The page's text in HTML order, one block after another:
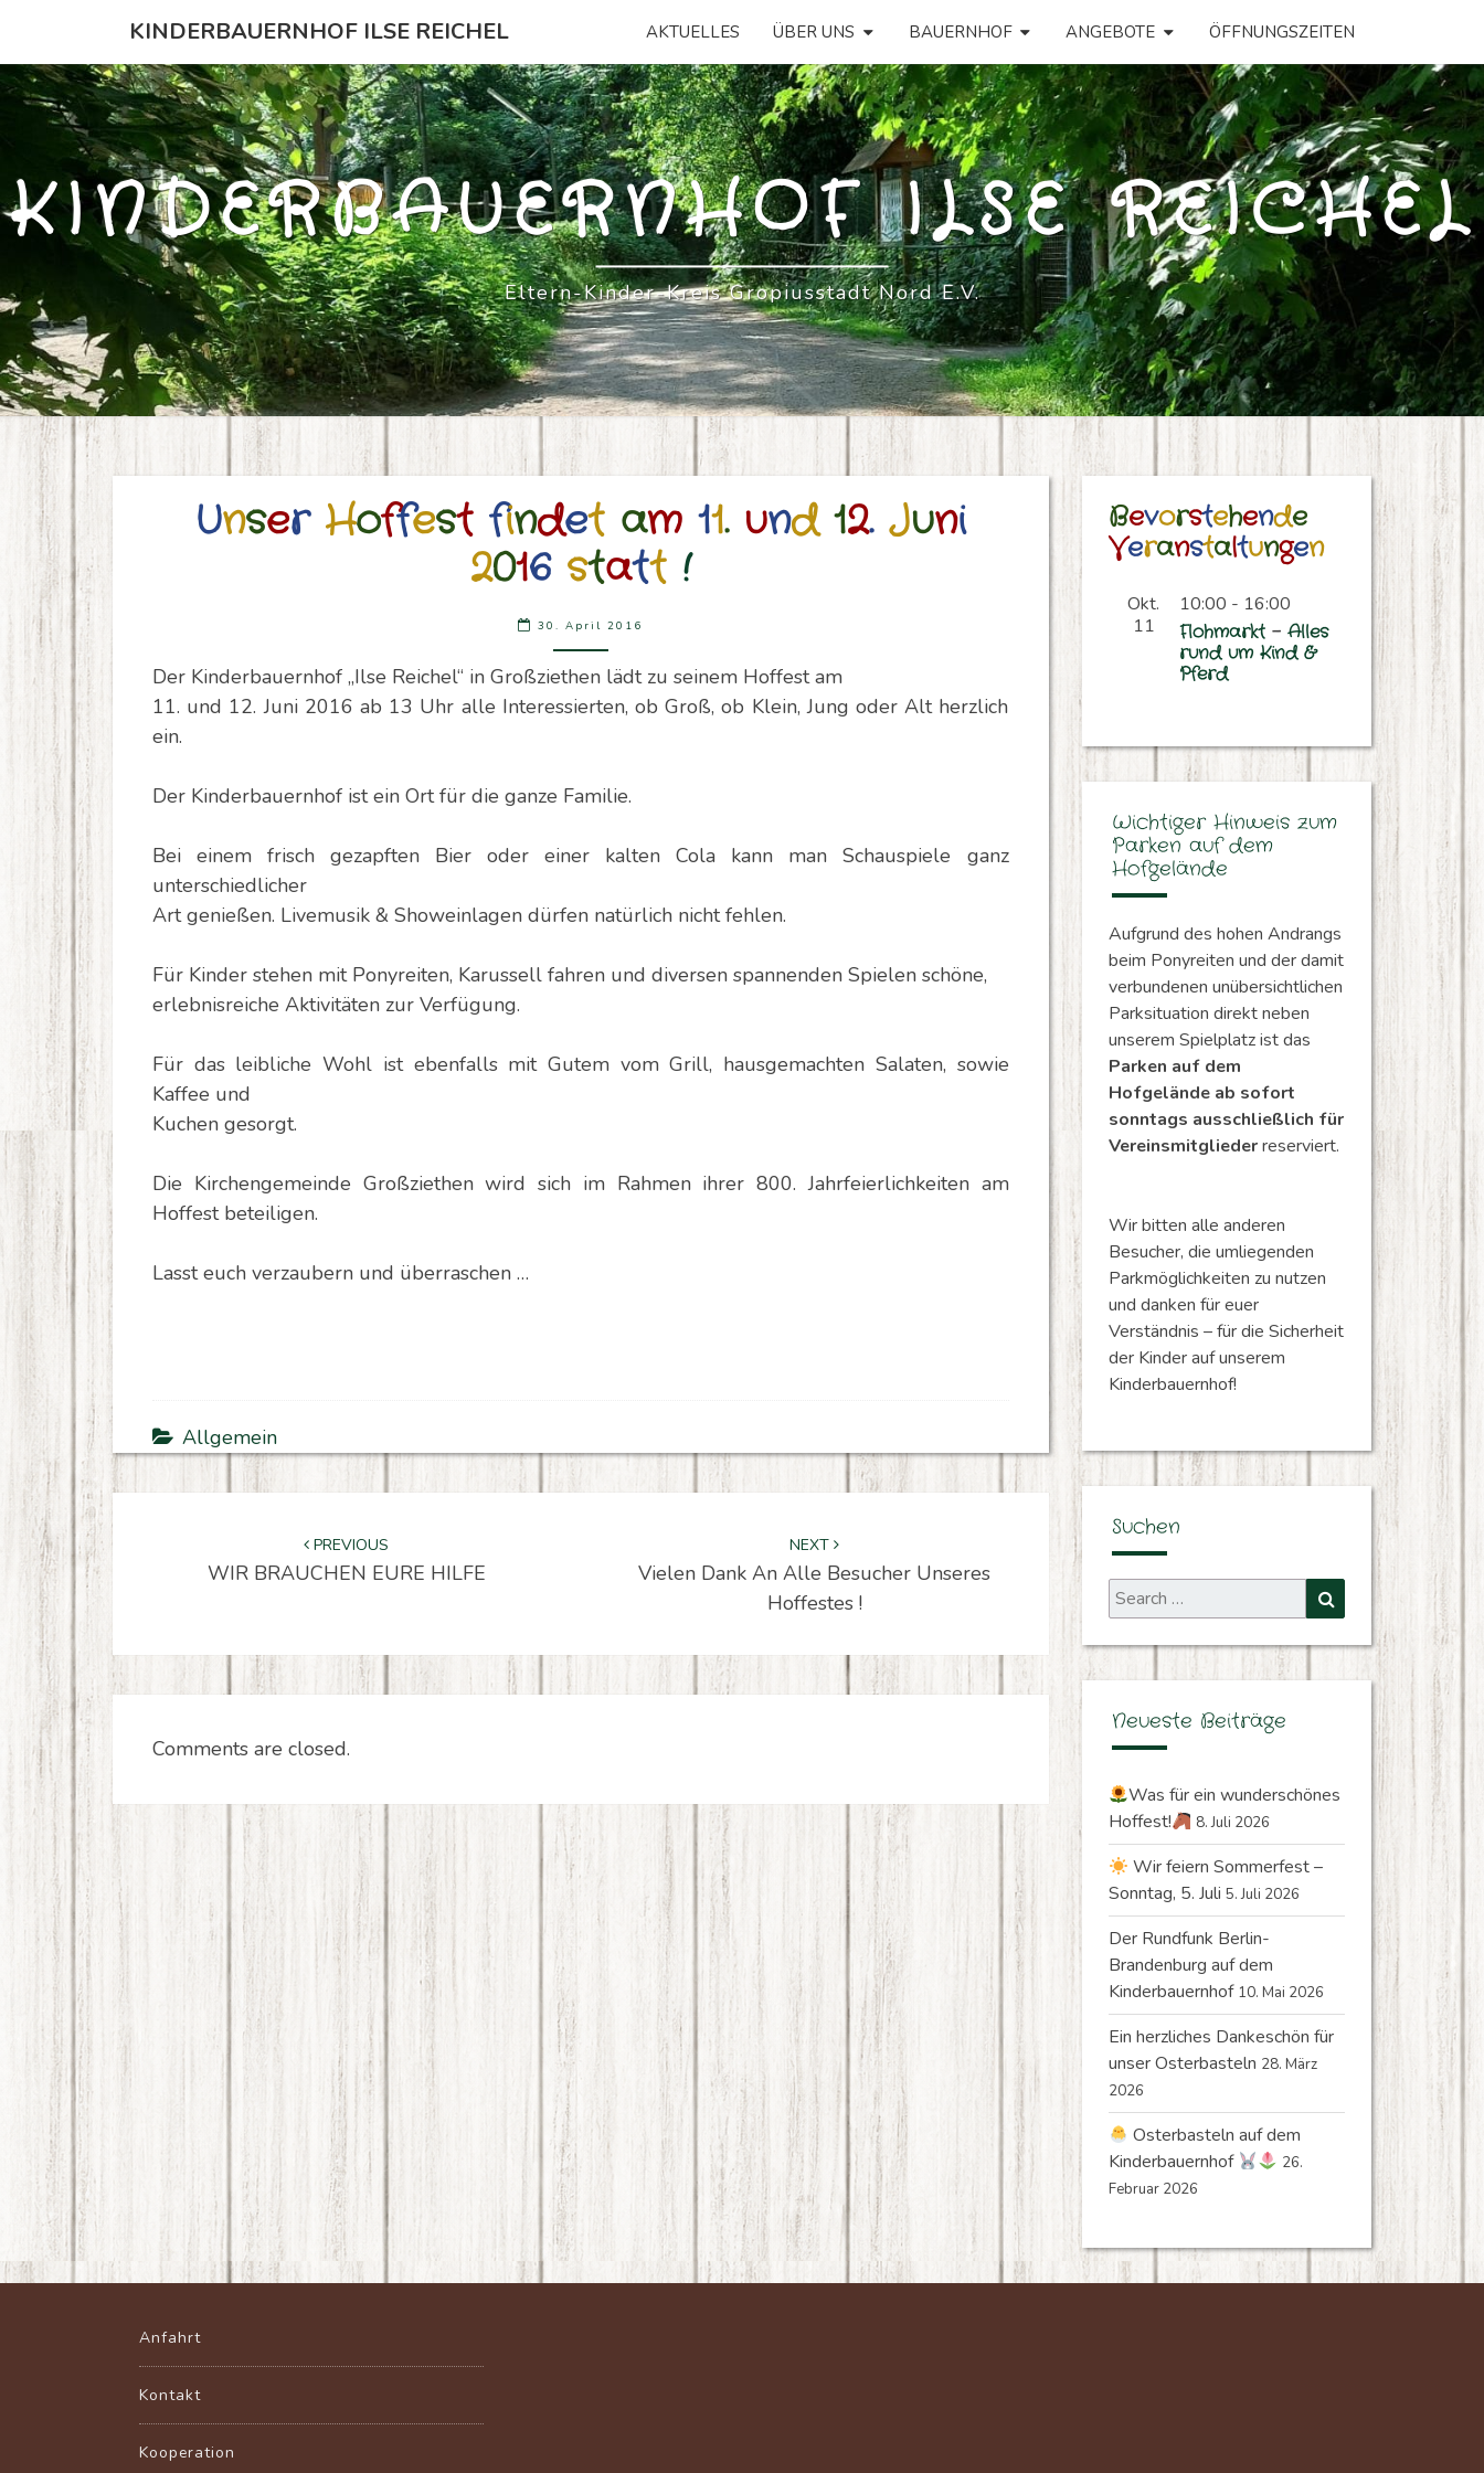
content
KINDERBAUERNHOF ILSE REICHEL AKTUELLES ÜBER UNS BAUERNHOF ANGEBOTE ÖFFNUNGSZEITEN
KINDERBAUERNHOF ILSE REICHEL
Eltern-Kinder-Kreis Gropiusstadt Nord E.V.
HOFFEST
FINDET
AM
UND
12.
JUNI
!
Unser Hoffest findet am 11. und 12. Juni
2016 statt!
30. April 2016
Der Kinderbauernhof „Ilse Reichel“ in Großziethen lädt zu seinem Hoffest am
11. und 12. Juni 2016 ab 13 Uhr alle Interessierten, ob Groß, ob Klein, Jung oder Alt herzlich
ein.
Der Kinderbauernhof ist ein Ort für die ganze Familie.
Bei einem frisch gezapften Bier oder einer kalten Cola kann man Schauspiele ganz
unterschiedlicher
Art genießen. Livemusik & Showeinlagen dürfen natürlich nicht fehlen.
Für Kinder stehen mit Ponyreiten, Karussell fahren und diversen spannenden Spielen schöne,
erlebnisreiche Aktivitäten zur Verfügung.
Für das leibliche Wohl ist ebenfalls mit Gutem vom Grill, hausgemachten Salaten, sowie
Kaffee und
Kuchen gesorgt.
Die Kirchengemeinde Großziethen wird sich im Rahmen ihrer 800. Jahrfeierlichkeiten am
Hoffest beteiligen.
Lasst euch verzaubern und überraschen …
Allgemein
P
n
PREVIOUS
WIR BRAUCHEN EURE HILFE
NEXT
Vielen Dank An Alle Besucher Unseres
Hoffestes !
Comments are closed.
Bevorstehende
Veranstaltungen
Okt.
11
10:00 - 16:00
Flohmarkt– Alles
rund um Kind &
Pferd
Wichtiger Hinweis zum
Parken auf dem
Hofgelände
Aufgrund des hohen Andrangs
beim Ponyreiten und der damit
verbundenen unübersichtlichen
Parksituation direkt neben
unserem Spielplatz ist das
Parken auf dem
Hofgelände ab sofort
sonntags ausschließlich für
Vereinsmitgliederreserviert.
Wir bitten alle anderen
Besucher, die umliegenden
Parkmöglichkeiten zu nutzen
und danken für euer
Verständnis – für die Sicherheit
der Kinder auf unserem
Kinderbauernhof!
Suchen
Search
for:
Neueste Beiträge
Was für ein wunderschönes
Hoffest!
8. Juli 2026
Wir feiern Sommerfest –
Sonntag, 5. Juli 5. Juli 2026
Der Rundfunk Berlin-
Brandenburg auf dem
Kinderbauernhof 10. Mai 2026
Ein herzliches Dankeschön für
unser Osterbasteln 28. März
2026
Osterbasteln auf dem
Kinderbauernhof
26.
Februar 2026
Anfahrt
Kontakt
Kooperation